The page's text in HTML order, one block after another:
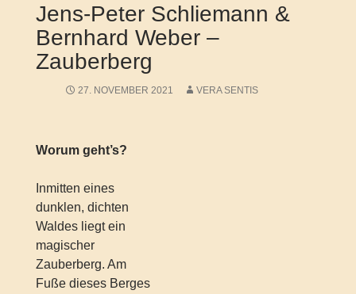
Jens-Peter Schliemann &
Bernhard Weber –
Zauberberg
27. NOVEMBER 2021 VERA SENTIS
Worum geht’s?
Inmitten eines
dunklen, dichten
Waldes liegt ein
magischer
Zauberberg. Am
Fuße dieses Berges